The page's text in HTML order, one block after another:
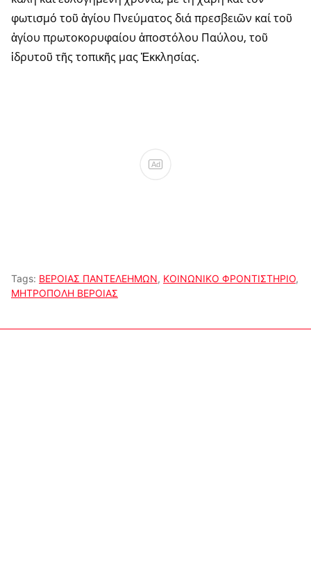
φωτισμό τοῦ ἁγίου Πνεύματος διά πρεσβειῶν καί τοῦ
ἁγίου πρω­το­κορυφαίου ἀπο­στό­λου Παύλου, τοῦ
ἱδρυτοῦ τῆς τοπι­κῆς μας Ἐκ­κλησίας.
Ad
Tags: ΒΕΡΟΙΑΣ ΠΑΝΤΕΛΕΗΜΩΝ, ΚΟΙΝΩΝΙΚΟ ΦΡΟΝΤΙΣΤΗΡΙΟ,
ΜΗΤΡΟΠΟΛΗ ΒΕΡΟΙΑΣ